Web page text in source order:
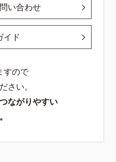
い合わせ
イド
すので
さい。
ながりやすい